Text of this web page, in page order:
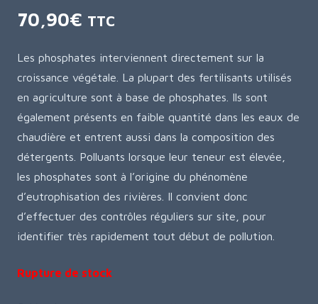
70,90€ TTC
Les phosphates interviennent directement sur la
croissance végétale. La plupart des fertilisants utilisés
en agriculture sont à base de phosphates. Ils sont
également présents en faible quantité dans les eaux de
chaudière et entrent aussi dans la composition des
détergents. Polluants lorsque leur teneur est élevée,
les phosphates sont à l’origine du phénomène
d’eutrophisation des rivières. Il convient donc
d’effectuer des contrôles réguliers sur site, pour
identifier très rapidement tout début de pollution.
Rupture de stock